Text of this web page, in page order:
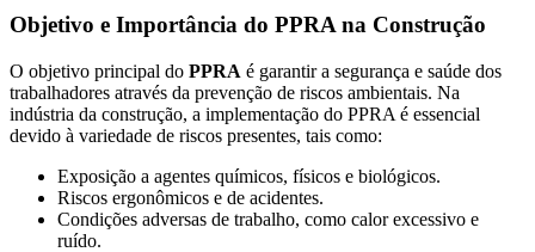
Objetivo e Importância do PPRA na Construção
O objetivo principal do PPRA é garantir a segurança e saúde dos
trabalhadores através da prevenção de riscos ambientais. Na
indústria da construção, a implementação do PPRA é essencial
devido à variedade de riscos presentes, tais como:
Exposição a agentes químicos, físicos e biológicos.
Riscos ergonômicos e de acidentes.
Condições adversas de trabalho, como calor excessivo e
ruído.